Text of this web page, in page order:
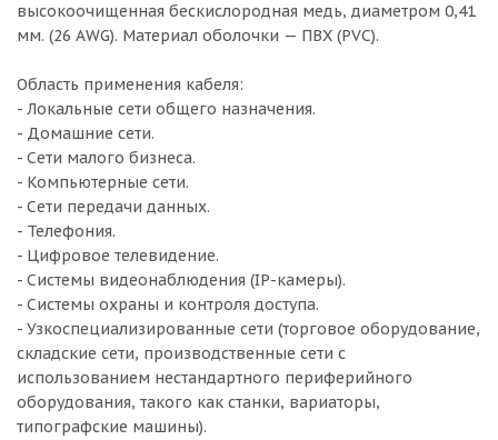
высокоочищенная бескислородная медь, диаметром 0,41
мм. (26 AWG). Материал оболочки — ПВХ (PVC).
Область применения кабеля:
- Локальные сети общего назначения.
- Домашние сети.
- Сети малого бизнеса.
- Компьютерные сети.
- Сети передачи данных.
- Телефония.
- Цифровое телевидение.
- Системы видеонаблюдения (IP-камеры).
- Системы охраны и контроля доступа.
- Узкоспециализированные сети (торговое оборудование,
складские сети, производственные сети с
использованием нестандартного периферийного
оборудования, такого как станки, вариаторы,
типографские машины).